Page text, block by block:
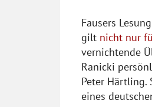
Fausers
gilt nicht nur
vernichtende
Ranicki
Peter Härtling.
eines